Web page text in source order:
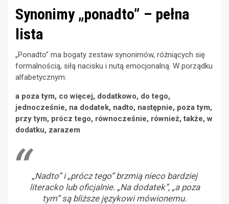
Synonimy „ponadto” – pełna
lista
„Ponadto” ma bogaty zestaw synonimów, różniących się
formalnością, siłą nacisku i nutą emocjonalną. W porządku
alfabetycznym:
a poza tym, co więcej, dodatkowo, do tego,
jednocześnie, na dodatek, nadto, następnie, poza tym,
przy tym, prócz tego, równocześnie, również, także, w
dodatku, zarazem
„Nadto” i „prócz tego” brzmią nieco bardziej
literacko lub oficjalnie. „Na dodatek”, „a poza
tym” są bliższe językowi mówionemu.